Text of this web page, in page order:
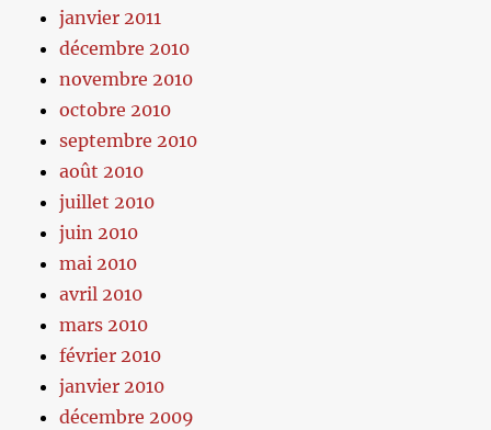
janvier 2011
décembre 2010
novembre 2010
octobre 2010
septembre 2010
août 2010
juillet 2010
juin 2010
mai 2010
avril 2010
mars 2010
février 2010
janvier 2010
décembre 2009